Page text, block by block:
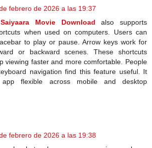
febrero de 2026 a las 19:37
Movie Download also supports
when used on computers. Users can
to play or pause. Arrow keys work for
or backward scenes. These shortcuts
viewing faster and more comfortable. People
navigation find this feature useful. It
flexible across mobile and desktop
febrero de 2026 a las 19:38